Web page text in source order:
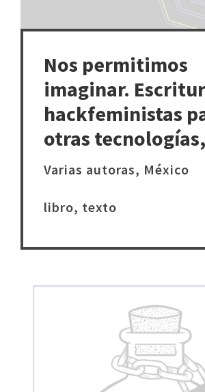
Nos permitimos
imaginar.
hackfeministas
otras
Varias autoras, México
libro, texto